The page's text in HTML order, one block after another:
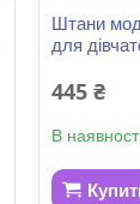
Штани
для
445 ₴
В